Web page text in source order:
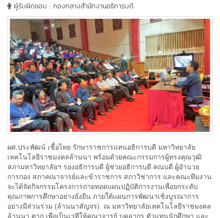
ผู้รับผิดชอบ : กองกลางสำนักงานอธิการบดี
ผศ.ประพัฒน์ เชื้อไทย รักษาราชการแทนอธิการบดี มหาวิทยาลัย
เทคโนโลยีราชมงคลล้านนา พร้อมด้วยคณะกรรมการผู้ทรงคุณวุฒิ
สภามหาวิทยาลัยฯ รองอธิการบดี ผู้ช่วยอธิการบดี คณบดี ผู้อำนวย
การกอง สภาคณาจารย์และข้าราชการ สภาวิชาการ และคณะทีมงาน
จะได้จัดกิจกรรมโครงการถ่ายทอดแผนปฏิบัติการงานเพื่อยกระดับ
คุณภาพการศึกษาอย่างยั่งยืน ภายใต้แผนการพัฒนาเชิงบูรณาการ
อย่างมีส่วนร่วม (ล้านนาสัญจร) ณ มหาวิทยาลัยเทคโนโลยีราชมงคล
ล้านนา ตาก เพื่อเป็นเวทีให้คณาจารย์ บุคลากร ตัวแทนนักศึกษา และ